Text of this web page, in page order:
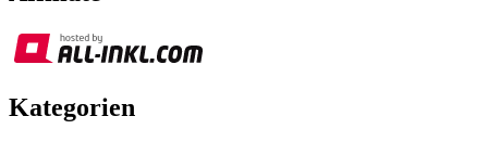
Kategorien